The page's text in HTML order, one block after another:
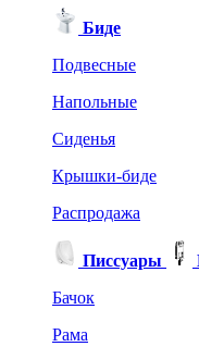
Биде
Подвесные
Напольные
Сиденья
Крышки-биде
Распродажа
Писсуары
Бачок
Рама